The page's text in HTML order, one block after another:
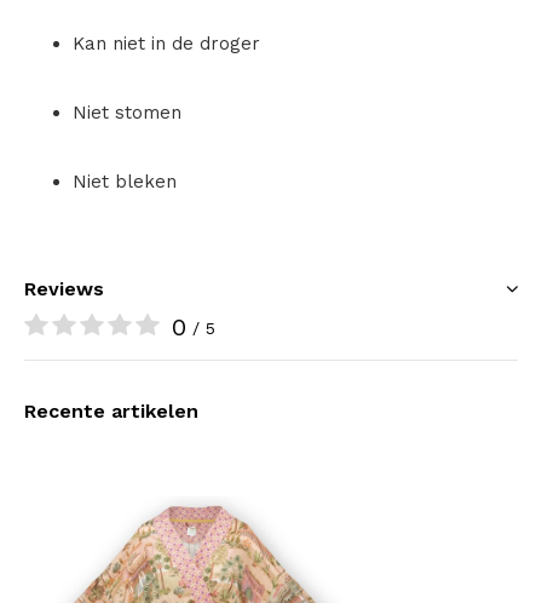
Kan niet in de droger
Niet stomen
Niet bleken
Reviews
0 / 5
Recente artikelen